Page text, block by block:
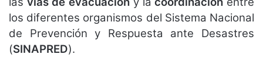
los diferentes organismos del Sistema Nacional
de Prevención y Respuesta ante Desastres
(SINAPRED).